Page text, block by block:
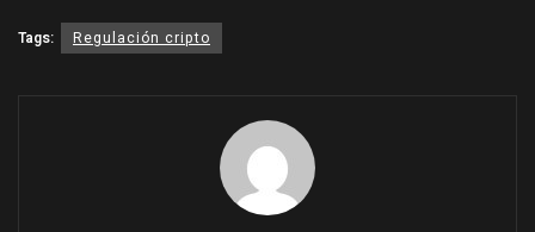
Tags: Regulación cripto